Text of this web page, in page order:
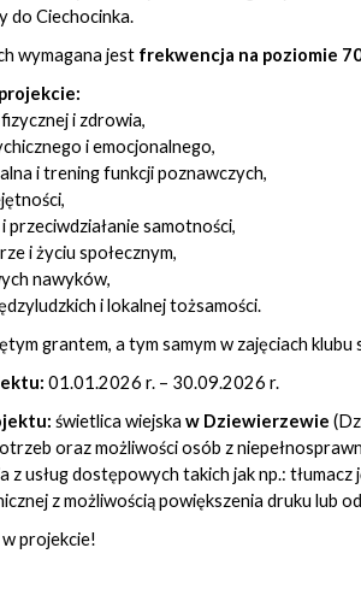
do Ciechocinka.
wymagana jest frekwencja na poziomie
i zdrowia,
i emocjonalnego,
i trening funkcji poznawczych,
przeciwdziałanie samotności,
i życiu społecznym,
nawyków,
i lokalnej tożsamości.
grantem, a tym samym w zajęciach klubu
01.01.2026 r. – 30.09.2026 r.
świetlica wiejska w Dziewierzewie
oraz możliwości osób z
z usług dostępowych takich jak np.:
z możliwością powiększenia druku lub
w projekcie!